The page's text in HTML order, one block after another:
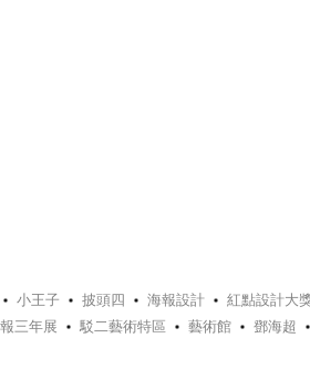
小王子 披頭四 海報設計 紅點設計大
三年展 駁二藝術特區 藝術館 鄧海超